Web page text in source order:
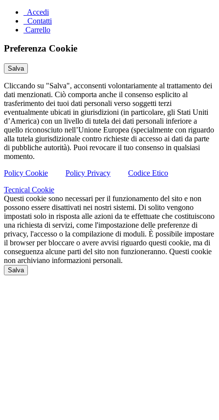
Accedi
Contatti
Carrello
Preferenza Cookie
Salva
Cliccando su "Salva", acconsenti volontariamente al trattamento dei
dati menzionati. Ciò comporta anche il consenso esplicito al
trasferimento dei tuoi dati personali verso soggetti terzi
eventualmente ubicati in giurisdizioni (in particolare, gli Stati Uniti
d’America) con un livello di tutela dei dati personali inferiore a
quello riconosciuto nell’Unione Europea (specialmente con riguardo
alla tutela giurisdizionale contro richieste di accesso ai dati da parte
di pubbliche autorità). Puoi revocare il tuo consenso in qualsiasi
momento.
Policy Cookie
Policy Privacy
Codice Etico
Tecnical Cookie
Questi cookie sono necessari per il funzionamento del sito e non
possono essere disattivati nei nostri sistemi. Di solito vengono
impostati solo in risposta alle azioni da te effettuate che costituiscono
una richiesta di servizi, come l'impostazione delle preferenze di
privacy, l'accesso o la compilazione di moduli. È possibile impostare
il browser per bloccare o avere avvisi riguardo questi cookie, ma di
conseguenza alcune parti del sito non funzioneranno. Questi cookie
non archiviano informazioni personali.
Salva